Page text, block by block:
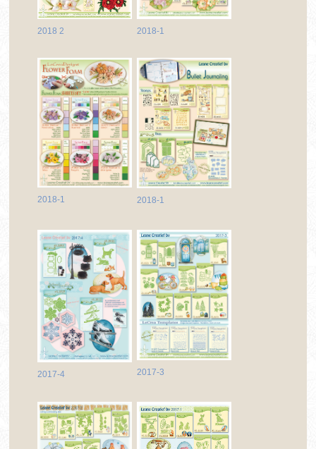
2018 2 2018-1
2018-1 2018-1
2017-4 2017-3